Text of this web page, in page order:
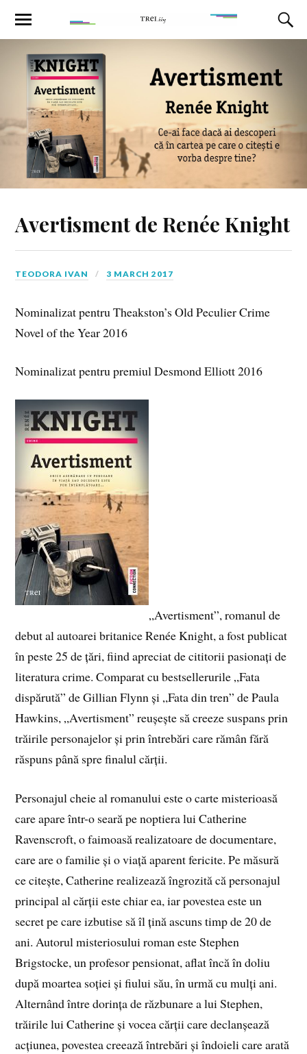
Avertisment de Renée Knight
TEODORA IVAN 3 MARCH 2017
Nominalizat pentru Theakston’s Old Peculier Crime
Novel of the Year 2016
Nominalizat pentru premiul Desmond Elliott 2016
„Avertisment”, romanul de
debut al autoarei britanice Renée Knight, a fost publicat
în peste 25 de țări, fiind apreciat de cititorii pasionați de
literatura crime. Comparat cu bestsellerurile „Fata
dispărută” de Gillian Flynn și „Fata din tren” de Paula
Hawkins, „Avertisment” reușește să creeze suspans prin
trăirile personajelor și prin întrebări care rămân fără
răspuns până spre finalul cărții.
Personajul cheie al romanului este o carte misterioasă
care apare într-o seară pe noptiera lui Catherine
Ravenscroft, o faimoasă realizatoare de documentare,
care are o familie și o viață aparent fericite. Pe măsură
ce citește, Catherine realizează îngrozită că personajul
principal al cărții este chiar ea, iar povestea este un
secret pe care izbutise să îl țină ascuns timp de 20 de
ani. Autorul misteriosului roman este Stephen
Brigstocke, un profesor pensionat, aflat încă în doliu
după moartea soției și fiului său, în urmă cu mulți ani.
Alternând între dorința de răzbunare a lui Stephen,
trăirile lui Catherine și vocea cărții care declanșează
acțiunea, povestea creează întrebări și îndoieli care arată